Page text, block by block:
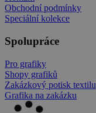
Obchodní podmínky
Speciální kolekce
Spolupráce
Pro grafiky
Shopy grafiků
Zakázkový potisk textilu
Grafika na zakázku